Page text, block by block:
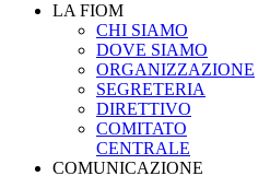
LA FIOM
CHI SIAMO
DOVE SIAMO
ORGANIZZAZIONE
SEGRETERIA
DIRETTIVO
COMITATO
CENTRALE
COMUNICAZIONE